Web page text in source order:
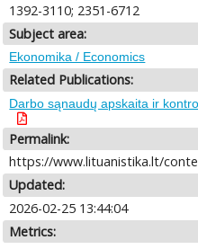
1392-3110; 2351-6712
Subject area:
Ekonomika / Economics
Related Publications:
Darbo sąnaudų apskaita ir
Permalink:
https://www.lituanistika.lt/
Updated:
2026-02-25 13:44:04
Metrics: